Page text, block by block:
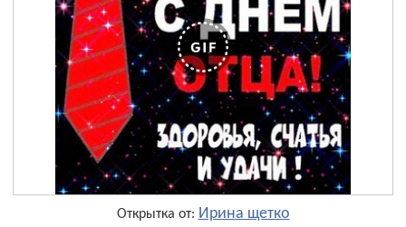
Открытка от: Ирина щетко